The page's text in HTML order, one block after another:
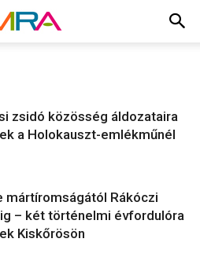
zsidó közösség áldozataira
a Holokauszt-emlékműnél
mártíromságától Rákóczi
– két történelmi évfordulóra
Kiskőrösön